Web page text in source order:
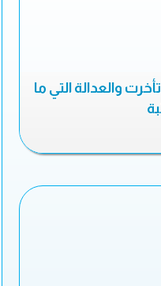
والعدالة التي ما